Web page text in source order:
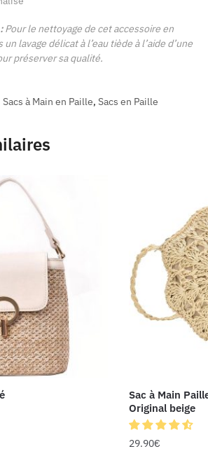
Pour le nettoyage de cet accessoire en
lavage délicat à l’eau tiède à l’aide d’une
préserver sa qualité.
Sacs à Main en Paille, Sacs en Paille
Sac à Main
Original beige
29.90€